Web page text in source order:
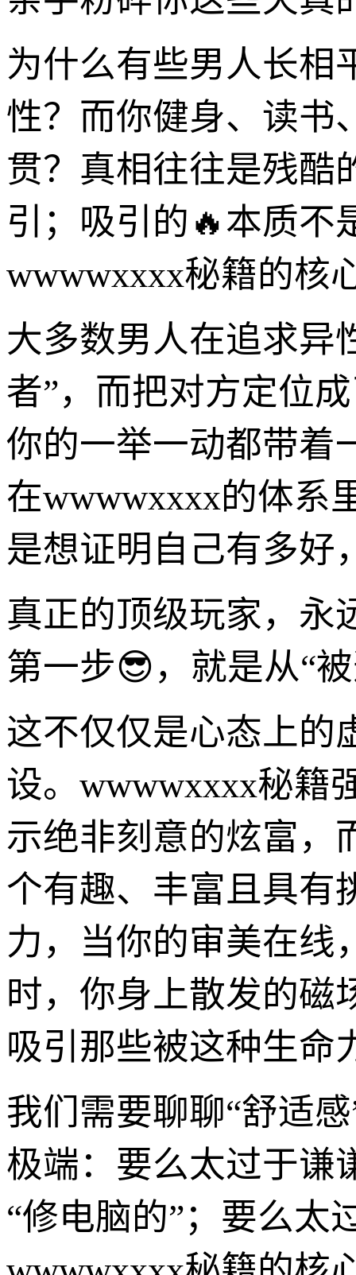
为什么有些男人长相
性？而你健身、读书
贯？真相往往是残酷
引；吸引的🔥本质不
wwwwxxxx秘籍的核
大多数男人在追求异
者”，而把对方定位
你的一举一动都带着
在wwwwxxxx的体系
是想证明自己有多好
真正的顶级玩家，永
第一步😎，就是从“
这不仅仅是心态上的
设。wwwwxxxx秘籍
示绝非刻意的炫富，
个有趣、丰富且具有
力，当你的审美在线
时，你身上散发的磁
吸引那些被这种生命
我们需要聊聊“舒适
极端：要么太过于谦
“修电脑的”；要么太